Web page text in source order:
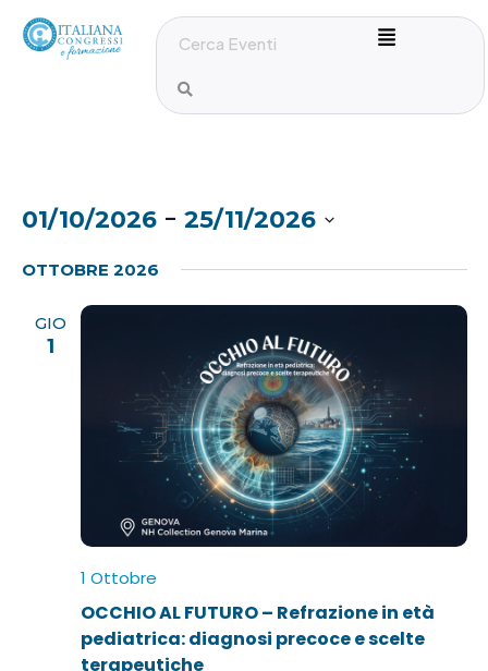
01/10/2026 - 25/11/2026
e
OTTOBRE 2026
GIO
1
1 Ottobre
OCCHIO AL FUTURO – Refrazione in età
pediatrica: diagnosi precoce e scelte
terapeutiche